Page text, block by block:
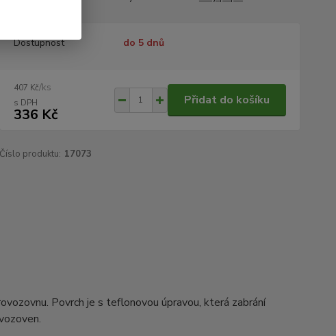
Dostupnost do 5 dnů
407 Kč/ks
336 Kč
Přidat do košíku
Číslo produktu: 17073
Povrch je s teflonovou úpravou, která zabrání